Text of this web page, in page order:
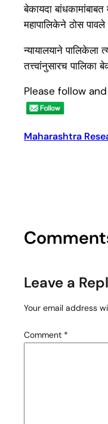
बेकायदा
महापालिकेने ठोस
न्यायालयाने पालिकेला
तत्त्वांनुसारच पालिका
Please follow
Maharashtra
Leave a
Your email address
Comment *